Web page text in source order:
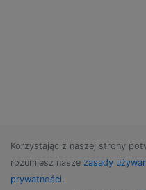
Korzystając z naszej strony
rozumiesz nasze zasady
prywatności.